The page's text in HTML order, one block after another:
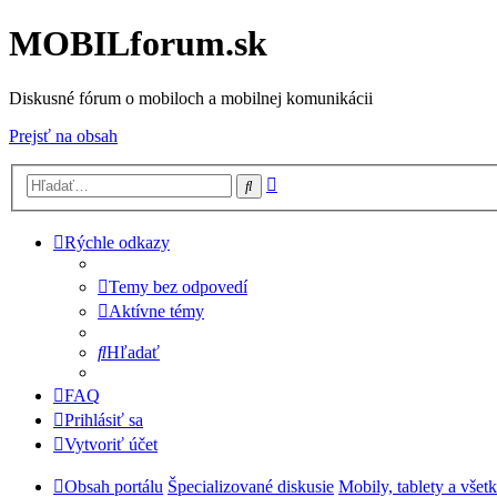
MOBILforum.sk
Diskusné fórum o mobiloch a mobilnej komunikácii
Prejsť na obsah
Hľadať
Rýchle odkazy
Temy bez odpovedí
Aktívne témy
Hľadať
FAQ
Prihlásiť sa
Vytvoriť účet
Obsah portálu Špecializované diskusie Mobily, tablety a